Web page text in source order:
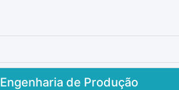
Engenharia de Produção